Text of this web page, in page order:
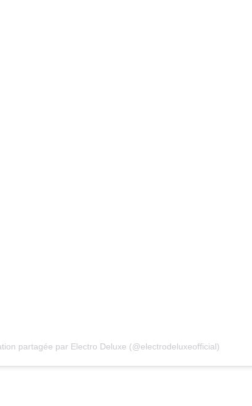
partagée par Electro Deluxe (@electrodeluxeofficial)